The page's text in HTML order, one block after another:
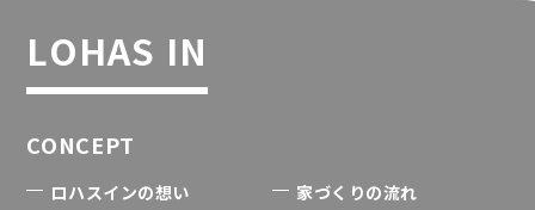
LOHAS IN
CONCEPT
ロハスインの想い
家づくりの流れ